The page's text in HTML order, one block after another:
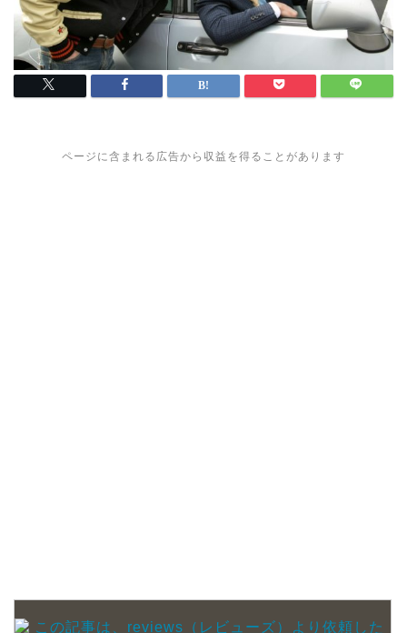
ページに含まれる広告から収益を得ることがあります